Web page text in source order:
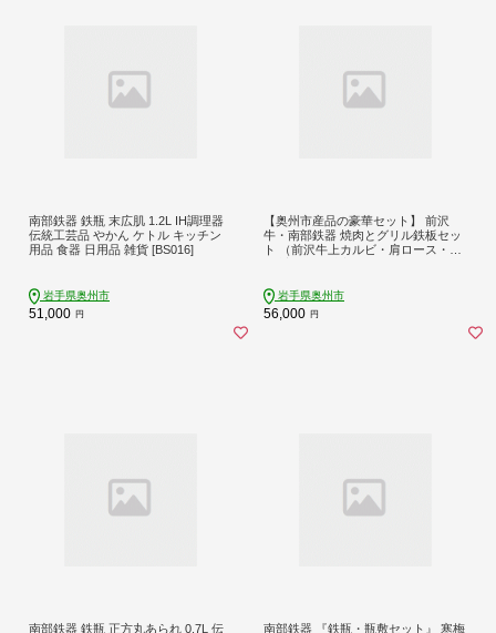
南部鉄器 鉄瓶 末広肌 1.2L IH調理器
伝統工芸品 やかん ケトル キッチン
用品 食器 日用品 雑貨 [BS016]
岩手県奥州市
51,000 円
【奥州市産品の豪華セット】 前沢
牛・南部鉄器 焼肉とグリル鉄板セッ
ト （前沢牛上カルビ・肩ロース・モ
板 アウトドア キャンプ おすすめ 離
島配送不可 [U0129]
岩手県奥州市
56,000 円
南部鉄器 鉄瓶 正方丸あられ 0.7L 伝
南部鉄器 『鉄瓶・瓶敷セット』 寒梅